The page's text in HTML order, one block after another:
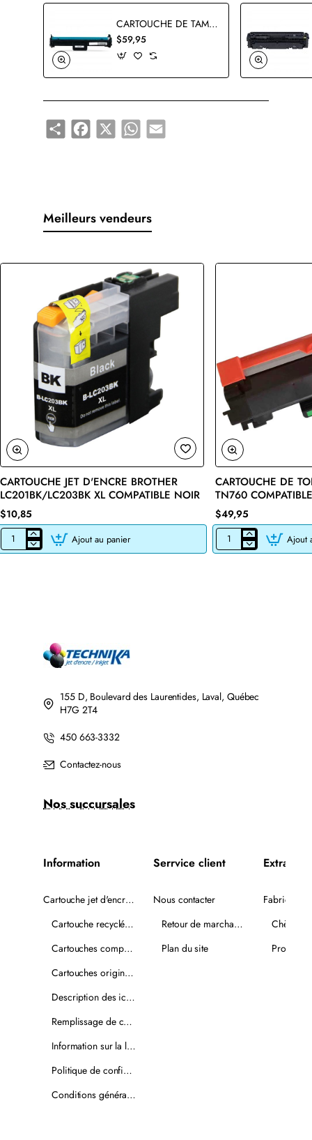
CARTOUCHE DE TAMBOUR CANON 049 2165C001AA COMPATIBLE
$59,95
Share Facebook
X WhatsApp
Email
Meilleurs vendeurs
🔥 Bestseller
CARTOUCHE JET D'ENCRE BROTHER
LC201BK/LC203BK XL COMPATIBLE NOIR
$10,85
CARTOUCHE
JET
Ajout au panier
CARTOUCHE DE
TN760
$49,95
CARTOUCHE
DE
Ajout
155 D, Boulevard des Laurentides, Laval, Québec
H7G 2T4
450 663-3332
Contactez-nous
Nos succursales
Information
Cartouche jet d'encre recyclée
Cartouche recyclée PLUS
Cartouches compatibles
Cartouches originales
Description des icônes
Remplissage de cartouches
Information sur la livraison
Politique de confidentialité
Conditions générales de vente
Serrvice client
Nous contacter
Retour de marchandise
Plan du site
Extra
Fabricants